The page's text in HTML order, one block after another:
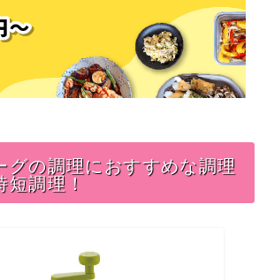
グの調理におすすめな調理
短調理！